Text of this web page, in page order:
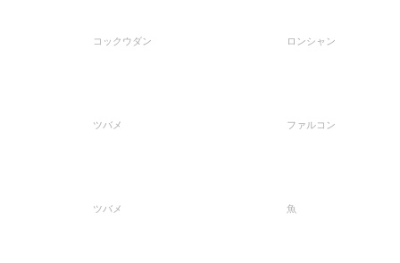
コックウダン ロンシャン
ツバメ ファルコン
ツバメ 魚